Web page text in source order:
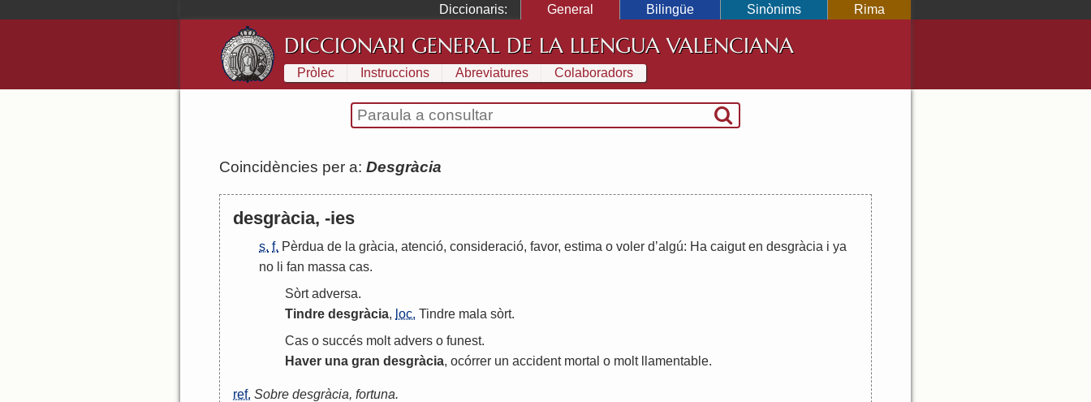
Diccionaris: General Bilingüe Sinònims Rima
DICCIONARI GENERAL DE LA LLENGUA VALENCIANA
Pròlec Instruccions Abreviatures Colaboradors
Coincidències per a: Desgràcia
desgràcia, -ies
s. f. Pèrdua de la gràcia, atenció, consideració, favor, estima o voler d’algú: Ha caigut en desgràcia i ya
no li fan massa cas.
Sòrt adversa.
Tindre desgràcia, loc. Tindre mala sòrt.
Cas o succés molt advers o funest.
Haver una gran desgràcia, ocórrer un accident mortal o molt llamentable.
ref. Sobre desgràcia, fortuna.